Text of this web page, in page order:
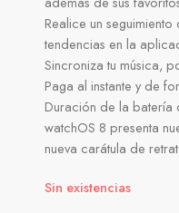
Realice un
tendencias en la
Sincroniza tu música,
Paga al instante y de
Duración de la batería
watchOS 8 presenta
nueva carátula de
Sin existencias